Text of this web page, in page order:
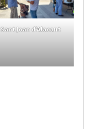
Sant Joan d’Alacant